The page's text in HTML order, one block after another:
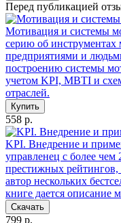
Перед публикацией
Мотивация и системы
серию об
предприятиями и
построению системы
учетом KPI, MBTI и
отраслей.
Купить
558 р.
KPI. Внедрение и
управленец с более чем
престижных рейтингов,
автор нескольких
книге дается описание
Скачать
799 р.